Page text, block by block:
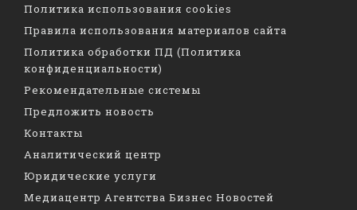
Политика использования cookies
Правила использования материалов сайта
Политика обработки ПД (Политика
конфиденциальности)
Рекомендательные системы
Предложить новость
Контакты
Аналитический центр
Юридические услуги
Медиацентр Агентства Бизнес Новостей